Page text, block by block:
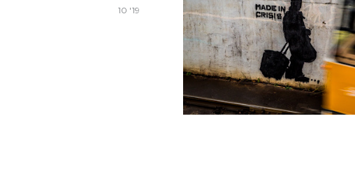
10 '19